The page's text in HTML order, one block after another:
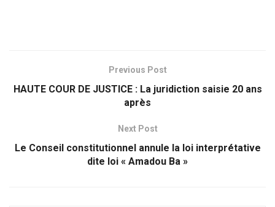
Previous Post
HAUTE COUR DE JUSTICE : La juridiction saisie 20 ans
après
Next Post
Le Conseil constitutionnel annule la loi interprétative
dite loi « Amadou Ba »